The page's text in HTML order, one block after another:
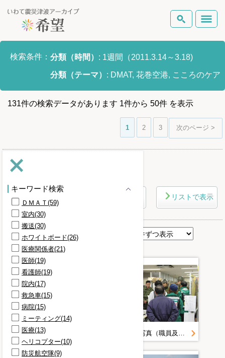
いわて震災津波アーカイブとは
岩手県の被害状況
復興の軌跡
テーマから探す 地図から探す 詳細検索
検索条件： 分類（時間） : 1週間（2011.3.14～3.18)
分類（テーマ） : DMAT, 花巻空港, こころのケア
131件の検索データがあります 1件から 50件 を表示
1 2 3 次のページ >
さらに条件を詳しく
リストで表示
表示順
キーワード検索
ＤＭＡＴ(59)
室内(30)
搬送(30)
ホワイトボード(26)
医療関係者(21)
医師(19)
看護師(19)
院内(17)
救急車(15)
病院(15)
ミーティング(14)
医療(13)
ヘリコプター(10)
防災航空隊(9)
院内状況写真（職員及びＤＭＡＴ隊）＿東日本大震災